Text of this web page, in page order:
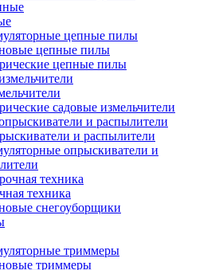
цепные пилы
цепные пилы
цепные пилы
садовые измельчители
и распылители
опрыскиватели и
техника
снегоуборщики
триммеры
триммеры